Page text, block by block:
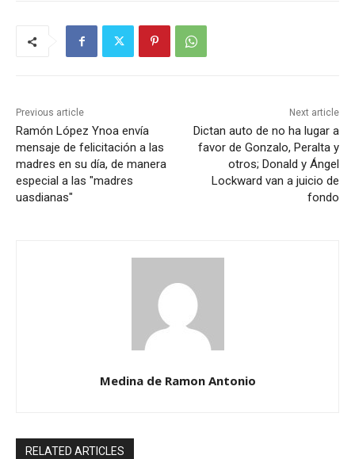
Previous article
Ramón López Ynoa envía
mensaje de felicitación a las
madres en su día, de manera
especial a las "madres
uasdianas"
Next article
Dictan auto de no ha lugar a
favor de Gonzalo, Peralta y
otros; Donald y Ángel
Lockward van a juicio de
fondo
Medina de Ramon Antonio
RELATED ARTICLES